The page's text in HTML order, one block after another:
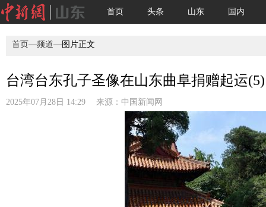
首页 头条 山东 国内
首页—频道—图片正文
台湾台东孔子圣像在山东曲阜捐赠起运(5)
2025年07月28日 14:29 来源： 中国新闻网